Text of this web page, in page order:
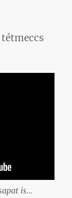
is…